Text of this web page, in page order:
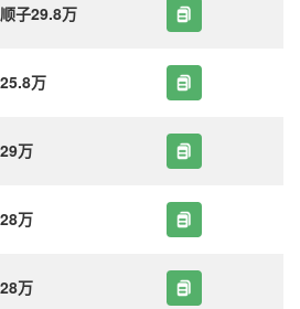
顺子29.8万
25.8万
29万
28万
28万